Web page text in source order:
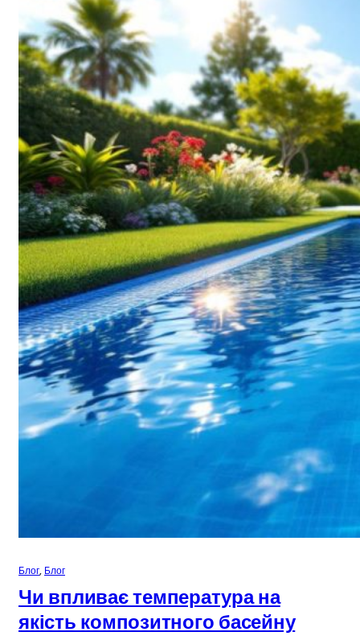
Блог, Блог
Чи впливає температура на
якість композитного басейну